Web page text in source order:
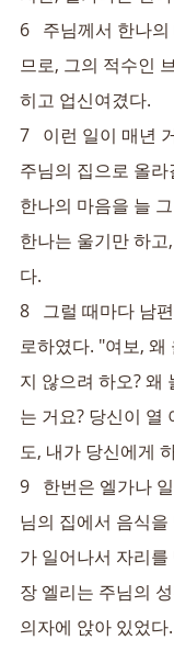
6   주님께서 한나
므로, 그의 적수인
히고 업신여겼다.
7   이런 일이 매년
주님의 집으로 올
한나의 마음을 늘
한나는 울기만 하
다.
8   그럴 때마다 남
로하였다. "여보, 왜
지 않으려 하오? 왜
는 거요? 당신이 열
도, 내가 당신에게
9   한번은 엘가나
님의 집에서 음식
가 일어나서 자리
장 엘리는 주님의
의자에 앉아 있었다.